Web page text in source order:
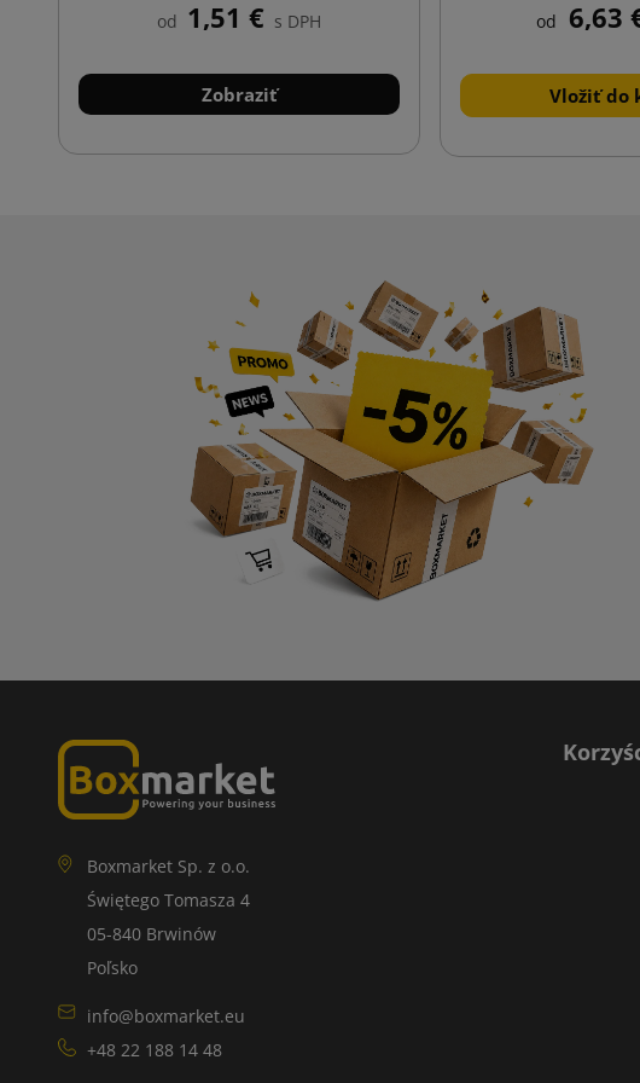
od 1,51 € s DPH
Zobraziť
od 6,63
Vložiť do
Boxmarket Sp. z o.o.
Świętego Tomasza 4
05-840 Brwinów
Poľsko
info@boxmarket.eu
+48 22 188 14 48